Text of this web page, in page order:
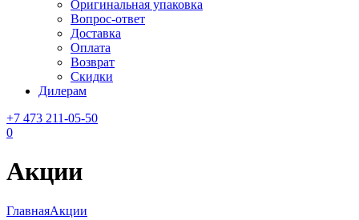
Оригинальная упаковка
Вопрос-ответ
Доставка
Оплата
Возврат
Скидки
Дилерам
+7 473 211-05-50
0
Акции
ГлавнаяАкции